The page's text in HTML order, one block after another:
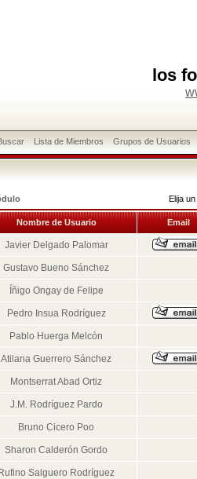
los
Lista de Miembros Grupos de Usuarios
Elija
Nombre de Usuario Email
Javier Delgado Palomar
Gustavo Bueno Sánchez
Íñigo Ongay de Felipe
Pedro Insua Rodríguez
Pablo Huerga Melcón
Atilana Guerrero Sánchez
Montserrat Abad Ortiz
J.M. Rodríguez Pardo
Bruno Cicero Poo
Sharon Calderón Gordo
Rufino Salguero Rodríguez